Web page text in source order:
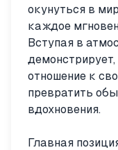
окунуться в
каждое
Вступая в
отношение к
превратить
вдохновения.
Главная